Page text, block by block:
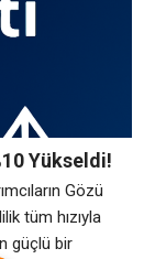
Yükseldi!
Gözü
tüm hızıyla
güçlü bir